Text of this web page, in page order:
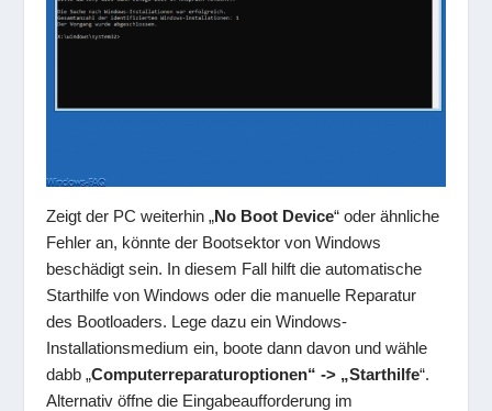
Zeigt der PC weiterhin „No Boot Device“ oder ähnliche
Fehler an, könnte der Bootsektor von Windows
beschädigt sein. In diesem Fall hilft die automatische
Starthilfe von Windows oder die manuelle Reparatur
des Bootloaders. Lege dazu ein Windows-
Installationsmedium ein, boote dann davon und wähle
dabb „Computerreparaturoptionen“ -> „Starthilfe“.
Alternativ öffne die Eingabeaufforderung im